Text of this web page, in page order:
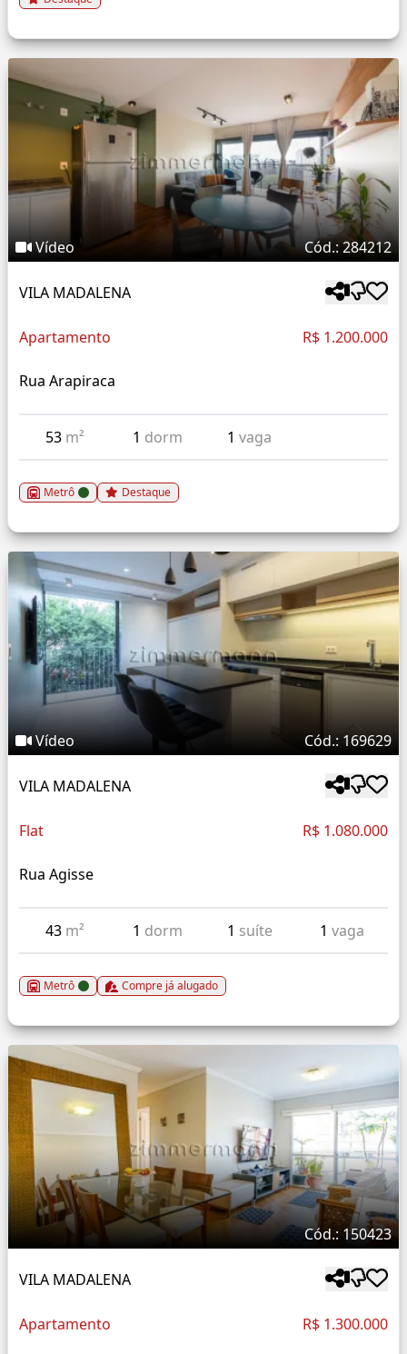
Vídeo Cód.: 284212
VILA MADALENA
Apartamento R$ 1.200.000
Rua Arapiraca
53 m² 1 dorm 1vaga
Metrô Destaque
Vídeo Cód.: 169629
VILA MADALENA
Flat R$ 1.080.000
Rua Agisse
43 m² 1 dorm 1 suíte 1 vaga
Metrô Compre já alugado
Cód.: 150423
VILA MADALENA
Apartamento R$ 1.300.000